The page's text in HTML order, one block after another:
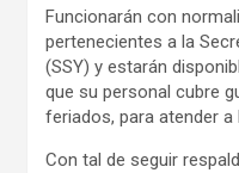
Funcionarán con
pertenecientes a la
(SSY) y estarán
que su personal cubre
feriados, para atender
Con tal de seguir